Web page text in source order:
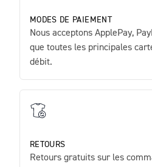
MODES DE PAIEMENT
Nous acceptons ApplePay,
que toutes les principales
débit.
RETOURS
Retours gratuits sur les